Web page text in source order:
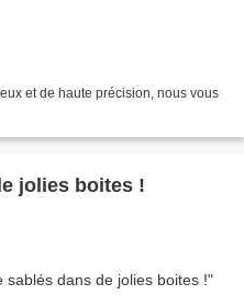
et de haute précision, nous vous
jolies boites !